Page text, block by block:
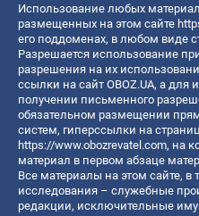
Использование любых
размещенных на этом сайте
его поддоменах, в любом виде
Разрешается использование
разрешения на их
ссылки на сайт OBOZ.UA, а для
получении письменного
обязательном размещении
систем, гиперссылки на
https://www.obozrevatel.com, на
материал в первом абзаце
Все материалы на этом сайте, в
исследования – служебные
редакции, исключительные